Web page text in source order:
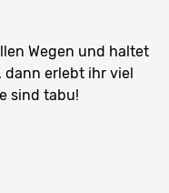
Wegen und haltet
dann erlebt ihr viel
sind tabu!